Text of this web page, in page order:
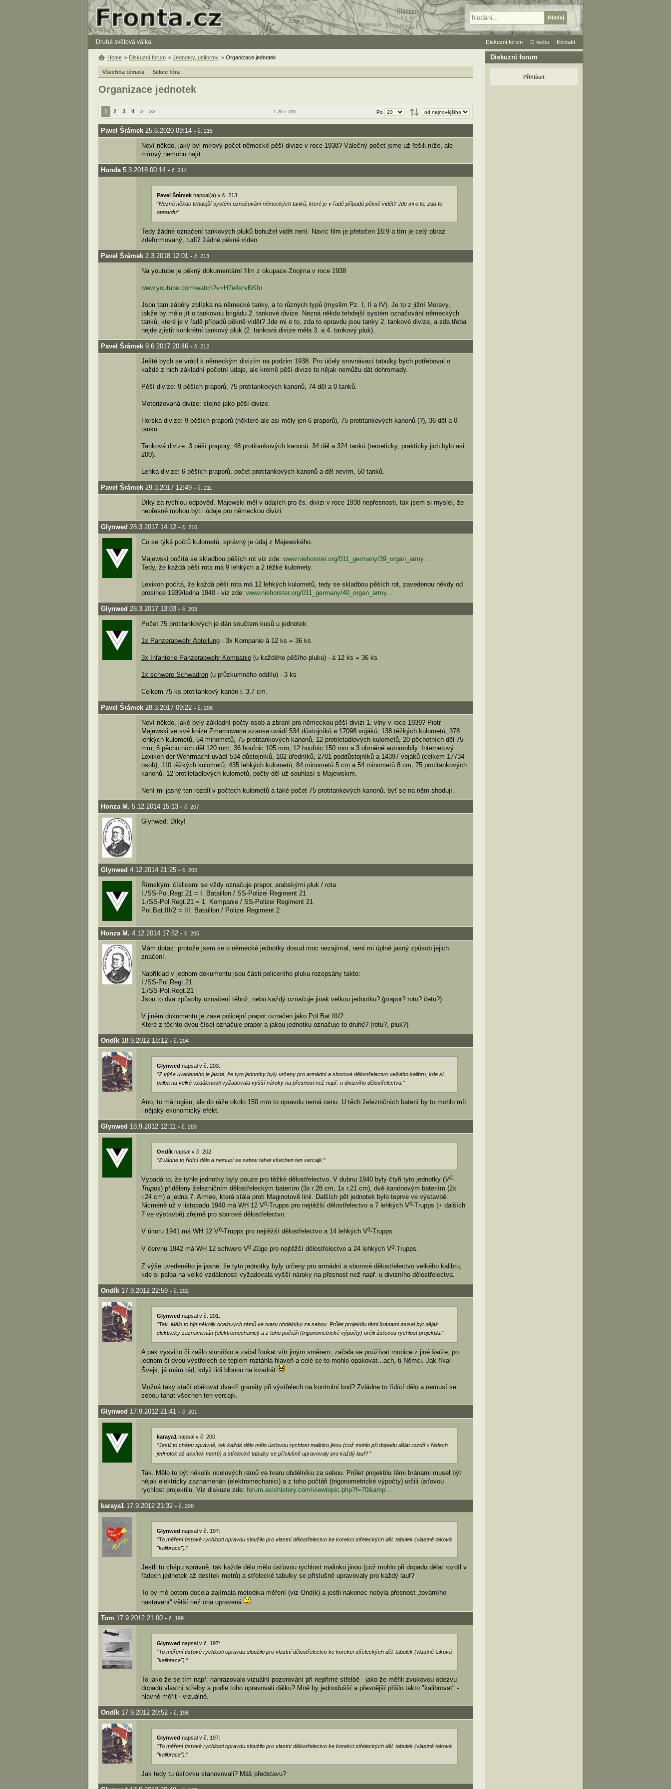
Druhá světová válka
Všechna témata Sekce fóra
Organizace jednotek
1-20 z 209
1 2 3 4 > >> Po
Pavel Šrámek 25.6.2020 09:14 - č. 215
Neví někdo, jaký byl mírový počet německé pěší divize v roce 1938? Válečný počet jsme už řešili níže, ale
mírový nemohu najít.
Honda 5.3.2018 00:14 - č. 214
Pavel Šrámek napsal(a) v č. 213:
"Nezná někdo tehdejší systém označování německých tanků, které je v řadě případů pěkně vidět? Jde mi o to, zda to
opravdu"
Tedy žádné označení tankových pluků bohužel vidět není. Navíc film je přetočen 16:9 a tím je celý obraz
zdeformovaný, tudíž žádné pěkné video.
Pavel Šrámek 2.3.2018 12:01 - č. 213
Na youtube je pěkný dokumentární film z okupace Znojma v roce 1938
www.youtube.com/watch?v=H7e4xrvBKfo
Jsou tam záběry zblízka na německé tanky, a to různých typů (myslím Pz. I, II a IV). Je to z jižní Moravy,
takže by mělo jít o tankovou brigádu 2. tankové divize. Nezná někdo tehdejší systém označování německých
tanků, které je v řadě případů pěkně vidět? Jde mi o to, zda to opravdu jsou tanky 2. tankové divize, a zda třeba
nejde zjistit konkrétní tankový pluk (2. tanková divize měla 3. a 4. tankový pluk).
Pavel Šrámek 9.6.2017 20:46 - č. 212
Ještě bych se vrátil k německým divizím na podzim 1938. Pro účely srovnávací tabulky bych potřeboval o
každé z nich základní početní údaje, ale kromě pěší divize to nějak nemůžu dát dohromady.
Pěší divize: 9 pěších praporů, 75 protitankových kanonů, 74 děl a 0 tanků.
Motorizovaná divize: stejné jako pěší divize.
Horská divize: 9 pěších praporů (některé ale asi měly jen 6 praporů), 75 protitankových kanonů (?), 36 děl a 0
tanků.
Tanková divize: 3 pěší prapory, 48 protitankových kanonů, 34 děl a 324 tanků (teoreticky, prakticky jich bylo asi
200).
Lehká divize: 6 pěších praporů, počet protitankových kanonů a děl nevím, 50 tanků.
Pavel Šrámek 29.3.2017 12:49 - č. 211
Díky za rychlou odpověď. Majewski měl v údajích pro čs. divizi v roce 1938 nepřesnosti, tak jsem si myslel, že
nepřesné mohou být i údaje pro německou divizi.
Glynwed 28.3.2017 14:12 - č. 210
Co se týká počtů kulometů, správný je údaj z Majewského.
Majewski počítá se skladbou pěších rot viz zde: www.niehorster.org/011_germany/39_organ_army...
Tedy, že každá pěší rota má 9 lehkých a 2 těžké kulomety.
Lexikon počítá, že každá pěší rota má 12 lehkých kulometů, tedy se skladbou pěších rot, zavedenou někdy od
prosince 1939/ledna 1940 - viz zde: www.niehorster.org/011_germany/40_organ_army...
Glynwed 28.3.2017 13:03 - č. 209
Počet 75 protitankových je dán součtem kusů u jednotek:
1x Panzerabwehr Abteilung - 3x Kompanie á 12 ks = 36 ks
3x Infanterie Panzerabwehr Kompanie (u každého pěšího pluku) - á 12 ks = 36 ks
1x schwere Schwadron (u průzkumného oddílu) - 3 ks
Celkem 75 ks protitankový kanón r. 3,7 cm.
Pavel Šrámek 28.3.2017 09:22 - č. 208
Neví někdo, jaké byly základní počty osob a zbraní pro německou pěší divizi 1. vlny v roce 1939? Piotr
Majewski ve své knize Zmarnowana szansa uvádí 534 důstojníků a 17098 vojáků, 138 těžkých kulometů, 378
lehkých kulometů, 54 minometů, 75 protitankových kanonů, 12 protiletadlových kulometů, 20 pěchotních děl 75
mm, 6 pěchotních děl 120 mm, 36 houfnic 105 mm, 12 houfnic 150 mm a 3 obrněné automobily. Internetový
Lexikon der Wehrmacht uvádí 534 důstojníků, 102 úředníků, 2701 poddůstojníků a 14397 vojáků (celkem 17734
osob), 110 těžkých kulometů, 435 lehkých kulometů, 84 minometů 5 cm a 54 minometů 8 cm, 75 protitankových
kanonů, 12 protiletadlových kulometů, počty děl už souhlasí s Majewskim.
Není mi jasný ten rozdíl v počtech kulometů a také počet 75 protitankových kanonů, byť se na něm shodují.
Honza M. 5.12.2014 15:13 - č. 207
Glynwed: Díky!
Glynwed 4.12.2014 21:25 - č. 206
Římskými číslicemi se vždy označuje prapor, arabskými pluk / rota
I./SS-Pol.Regt.21 = I. Bataillon / SS-Polizei Regiment 21
1./SS-Pol.Regt.21 = 1. Kompanie / SS-Polizei Regiment 21
Pol.Bat.III/2 = III. Bataillon / Polizei Regiment 2
Honza M. 4.12.2014 17:52 - č. 205
Mám dotaz: protože jsem se o německé jednotky dosud moc nezajímal, není mi úplně jasný způsob jejich
značení.
Například v jednom dokumentu jsou části policeního pluku rozepsány takto:
I./SS-Pol.Regt.21
1./SS-Pol.Regt.21
Jsou to dva způsoby označení téhož, nebo každý označuje jinak velkou jednotku? (prapor? rotu? četu?)
V jiném dokumentu je zase policejní prapor označen jako Pol.Bat.III/2.
Které z těchto dvou čísel označuje prapor a jakou jednotku označuje to druhé? (rotu?, pluk?)
Ondík 18.9.2012 18:12 - č. 204
Glynwed napsal v č. 203:
"Z výše uvedeného je jasné, že tyto jednotky byly určeny pro armádní a sborové dělostřelectvo velkého kalibru, kde si
palba na velké vzdálenosti vyžadovala vyšší nároky na přesnost než např. u divizního dělostřelectva. "
Ano, to má logiku, ale do ráže okolo 150 mm to opravdu nemá cenu. U těch železničních baterií by to mohlo mít
i nějaký ekonomický efekt.
Glynwed 18.9.2012 12:11 - č. 203
Ondík napsal v č. 202:
"Zvládne to řídící dělo a nemusí se sebou tahat všechen ten vercajk. "
Vypadá to, že tyhle jednotky byly pouze pro těžké dělostřelectvo. V dubnu 1940 byly čtyři tyto jednotky (V0-
Trupps) přiděleny železničním dělostřeleckým bateriím (3x r.28 cm, 1x r.21 cm), dvě kanónovým bateriím (2x
r.24 cm) a jedna 7. Armee, která stála proti Maginotově linii. Dalších pět jednotek bylo teprve ve výstavbě.
Nicméně už v listopadu 1940 má WH 12 V0-Trupps pro nejtěžší dělostřelectvo a 7 lehkých V0-Trupps (+ dalších
7 ve výstavbě) zřejmě pro sborové dělostřelectvo.
V únoru 1941 má WH 12 V0-Trupps pro nejtěžší dělostřelectvo a 14 lehkých V0-Trupps.
V červnu 1942 má WH 12 schwere V0-Züge pro nejtěžší dělostřelectvo a 24 lehkých V0-Trupps.
Z výše uvedeného je jasné, že tyto jednotky byly určeny pro armádní a sborové dělostřelectvo velkého kalibru,
kde si palba na velké vzdálenosti vyžadovala vyšší nároky na přesnost než např. u divizního dělostřelectva.
Ondík 17.9.2012 22:59 - č. 202
Glynwed napsal v č. 201:
"Tak. Mělo to být několik ocelových rámů ve tvaru obdélníku za sebou. Průlet projektilu těmi bránami musel být nějak
elektricky zaznamenán (elektromechanici) a z toho počtáři (trigonometrické výpočty) určili úsťovou rychlost projektilu. "
A pak vysvitlo či zašlo sluníčko a začal foukat vítr jiným směrem, začala se používat munice z jiné šarže, po
jednom či dvou výstřelech se teplem roztáhla hlaveň a celé se to mohlo opakovat...ach, ti Němci. Jak říkal
Švejk, já mám rád, když lidi blbnou na kvadrát.
Možná taky stačí obětovat dva-tři granáty při výstřelech na kontrolní bod? Zvládne to řídící dělo a nemusí se
sebou tahat všechen ten vercajk.
Glynwed 17.9.2012 21:41 - č. 201
karaya1 napsal v č. 200:
"Jestli to chápu správně, tak každé dělo mělo úsťovou rychlost malinko jinou (což mohlo při dopadu dělat rozdíl v řádech
jednotek až desítek metrů) a střelecké tabulky se příslušně upravovaly pro každý lauf? "
Tak. Mělo to být několik ocelových rámů ve tvaru obdélníku za sebou. Průlet projektilu těmi bránami musel být
nějak elektricky zaznamenán (elektromechanici) a z toho počtáři (trigonometrické výpočty) určili úsťovou
rychlost projektilu. Viz diskuze zde: forum.axishistory.com/viewtopic.php?f=70&amp...
karaya1 17.9.2012 21:32 - č. 200
Glynwed napsal v č. 197:
"To měření úsťové rychlosti opravdu sloužilo pro vlastní dělostřelectvo ke korekci střeleckých děl. tabulek (vlastně taková
"kalibrace"). "
Jestli to chápu správně, tak každé dělo mělo úsťovou rychlost malinko jinou (což mohlo při dopadu dělat rozdíl v
řádech jednotek až desítek metrů) a střelecké tabulky se příslušně upravovaly pro každý lauf?
To by mě potom docela zajímala metodika měření (viz Ondík) a jestli nakonec nebyla přesnost „továrního
nastavení“ větší než ona upravená
Tom 17.9.2012 21:00 - č. 199
Glynwed napsal v č. 197:
"To měření úsťové rychlosti opravdu sloužilo pro vlastní dělostřelectvo ke korekci střeleckých děl. tabulek (vlastně taková
"kalibrace"). "
To jako že se tím např. nahrazovalo vizuální pozorování při nepřímé střelbě - jako že měřili zvukovou odezvu
dopadu vlastní střelby a podle toho upravovali dálku? Mně by jednodušší a přesnější přišlo takto "kalibrovat" -
hlavně měřit - vizuálně.
Ondík 17.9.2012 20:52 - č. 198
Glynwed napsal v č. 197:
"To měření úsťové rychlosti opravdu sloužilo pro vlastní dělostřelectvo ke korekci střeleckých děl. tabulek (vlastně taková
"kalibrace"). "
Jak tedy tu úsťovku stanovovali? Máš představu?
Home > Diskuzní forum > Jednotky, uniformy > Organizace jednotek Diskuzní forum
Přihlásit
Diskuzní forum O webu Kontakt